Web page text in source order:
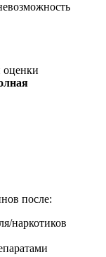
оценки
после:
наркотиков